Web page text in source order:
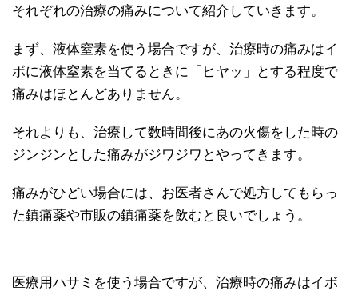
それぞれの治療の痛みについて紹介していきます。
まず、液体窒素を使う場合ですが、治療時の痛みはイ
ボに液体窒素を当てるときに「ヒヤッ」とする程度で
痛みはほとんどありません。
それよりも、治療して数時間後にあの火傷をした時の
ジンジンとした痛みがジワジワとやってきます。
痛みがひどい場合には、お医者さんで処方してもらっ
た鎮痛薬や市販の鎮痛薬を飲むと良いでしょう。
医療用ハサミを使う場合ですが、治療時の痛みはイボ